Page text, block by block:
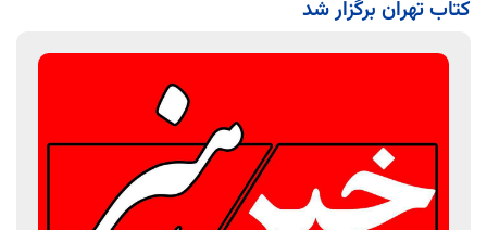
کتاب تهران برگزار شد